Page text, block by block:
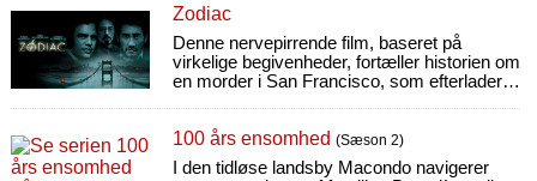
Zodiac
Denne nervepirrende film, baseret på
virkelige begivenheder, fortæller historien om
en morder i San Francisco, som efterlader
100 års ensomhed (Sæson 2)
I den tidløse landsby Macondo navigerer